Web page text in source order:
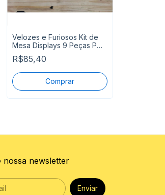
Velozes e Furiosos Kit de
Mesa Displays 9 Peças P
Entrega
R$85,40
nossa newsletter